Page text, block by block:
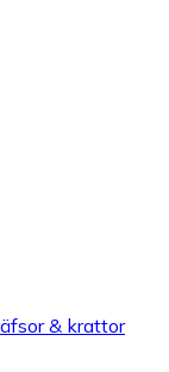
& krattor